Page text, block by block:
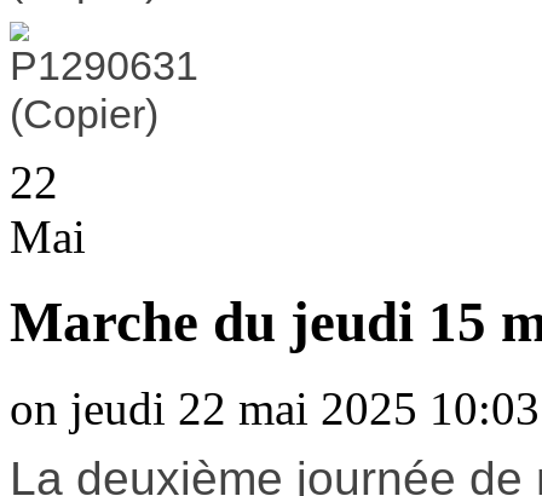
22
Mai
Marche du jeudi 15
on jeudi 22 mai 2025
La deuxième journée